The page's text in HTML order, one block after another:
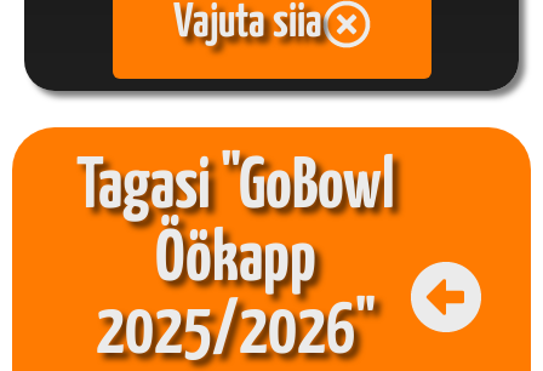
Vajuta siia
Tagasi "GoBowl
Öökapp
2025/2026"